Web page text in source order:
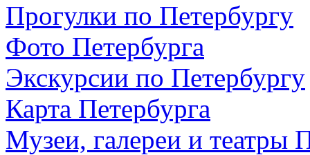
Прогулки по Петербургу
Фото Петербурга
Экскурсии по Петербургу
Карта Петербурга
Музеи, галереи и театры